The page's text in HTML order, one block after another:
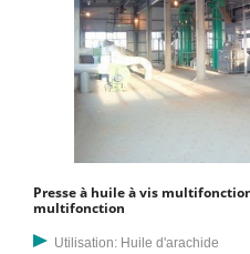
Presse à huile à vis
multifonction
Utilisation: Huile d'arachide